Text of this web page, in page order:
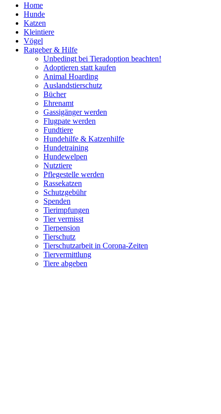
Home
Hunde
Katzen
Kleintiere
Vögel
Ratgeber & Hilfe
Unbedingt bei Tieradoption beachten!
Adoptieren statt kaufen
Animal Hoarding
Auslandstierschutz
Bücher
Ehrenamt
Gassigänger werden
Flugpate werden
Fundtiere
Hundehilfe & Katzenhilfe
Hundetraining
Hundewelpen
Nutztiere
Pflegestelle werden
Rassekatzen
Schutzgebühr
Spenden
Tierimpfungen
Tier vermisst
Tierpension
Tierschutz
Tierschutzarbeit in Corona-Zeiten
Tiervermittlung
Tiere abgeben